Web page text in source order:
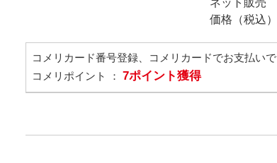
価格（税込）
コメリカード番号登録、コメリカードでお支払いで
コメリポイント ： 7ポイント獲得